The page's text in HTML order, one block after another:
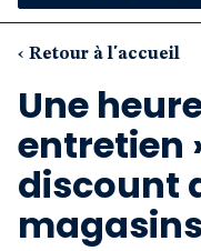
‹ Retour à l'accueil
Une
entretien
discount